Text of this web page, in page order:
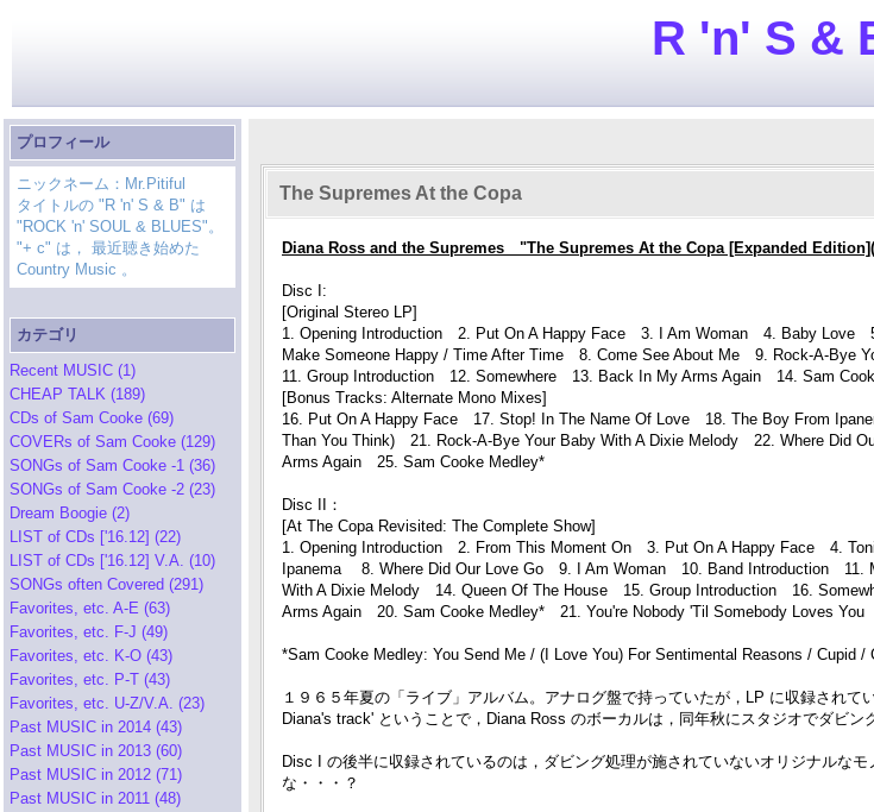
R 'n' S &
プロフィール
ニックネーム：Mr.Pitiful
タイトルの "R 'n' S & B" は
"ROCK 'n' SOUL & BLUES"。
"+ c" は， 最近聴き始めた
Country Music 。
カテゴリ
Recent MUSIC (1)
CHEAP TALK (189)
CDs of Sam Cooke (69)
COVERs of Sam Cooke (129)
SONGs of Sam Cooke -1 (36)
SONGs of Sam Cooke -2 (23)
Dream Boogie (2)
LIST of CDs ['16.12] (22)
LIST of CDs ['16.12] V.A. (10)
SONGs often Covered (291)
Favorites, etc. A-E (63)
Favorites, etc. F-J (49)
Favorites, etc. K-O (43)
Favorites, etc. P-T (43)
Favorites, etc. U-Z/V.A. (23)
Past MUSIC in 2014 (43)
Past MUSIC in 2013 (60)
Past MUSIC in 2012 (71)
Past MUSIC in 2011 (48)
The Supremes At the Copa
Diana Ross and the Supremes "The Supremes At the Copa [Expanded
Disc I:
[Original Stereo LP]
1. Opening Introduction 2. Put On A Happy Face 3. I Am Woman 4. Baby
Make Someone Happy / Time After Time 8. Come See About Me 9. Rock-A-Bye
11. Group Introduction 12. Somewhere 13. Back In My Arms Again 14. Sam
[Bonus Tracks: Alternate Mono Mixes]
16. Put On A Happy Face 17. Stop! In The Name Of Love 18. The Boy From
Than You Think) 21. Rock-A-Bye Your Baby With A Dixie Melody 22. Where Did
Arms Again 25. Sam Cooke Medley*
Disc II：
[At The Copa Revisited: The Complete Show]
1. Opening Introduction 2. From This Moment On 3. Put On A Happy Face 4.
Ipanema 8. Where Did Our Love Go 9. I Am Woman 10. Band Introduction 11.
With A Dixie Melody 14. Queen Of The House 15. Group Introduction 16.
Arms Again 20. Sam Cooke Medley* 21. You're Nobody 'Til Somebody Loves You
*Sam Cooke Medley: You Send Me / (I Love You) For Sentimental Reasons / Cupid
１９６５年夏の「ライブ」アルバム。アナログ盤で持っていたが，LP に収録され
Diana's track' ということで，Diana Ross のボーカルは，同年秋にスタジオでダビ
Disc I の後半に収録されているのは，ダビング処理が施されていないオリジナルな
な・・・？